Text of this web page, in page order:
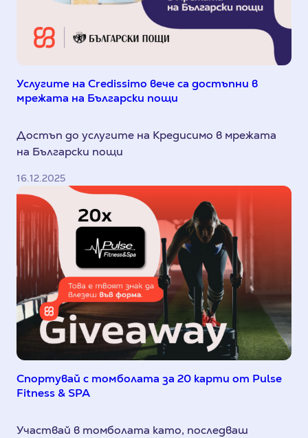
Услугите на Credissimo вече са достъпни в
мрежата на Български пощи
Достъп до услугите на Кредисимо в мрежата
на Български пощи
16.12.2025
Спортувай с томболата за 20 карти от Pulse
Fitness & SPA
Участвай в томболата като, последваш